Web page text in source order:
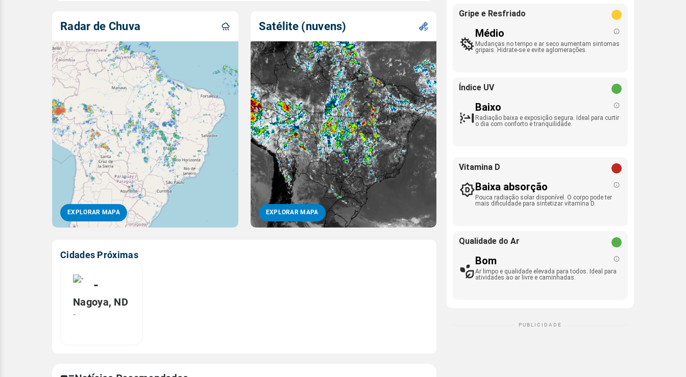
Radar de Chuva
EXPLORAR MAPA
Satélite (nuvens)
EXPLORAR MAPA
Cidades Próximas
-
Nagoya, ND
-
Gripe e Resfriado
Médio
Mudanças no tempo e ar seco aumentam sintomas
gripais. Hidrate-se e evite aglomerações.
Índice UV
Baixo
Radiação baixa e exposição segura. Ideal para curtir
o dia com conforto e tranquilidade.
Vitamina D
Baixa absorção
Pouca radiação solar disponível. O corpo pode ter
mais dificuldade para sintetizar vitamina D.
Qualidade do Ar
Bom
Ar limpo e qualidade elevada para todos. Ideal para
atividades ao ar livre e caminhadas.